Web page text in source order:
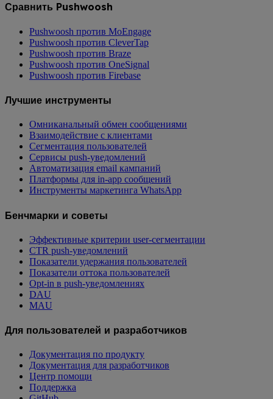
Сравнить Pushwoosh
Pushwoosh против MoEngage
Pushwoosh против CleverTap
Pushwoosh против Braze
Pushwoosh против OneSignal
Pushwoosh против Firebase
Лучшие инструменты
Омниканальный обмен сообщениями
Взаимодействие с клиентами
Сегментация пользователей
Сервисы push-уведомлений
Автоматизация email кампаний
Платформы для in-app сообщений
Инструменты маркетинга WhatsApp
Бенчмарки и советы
Эффективные критерии user-сегментации
CTR push-уведомлений
Показатели удержания пользователей
Показатели оттока пользователей
Opt-in в push-уведомлениях
DAU
MAU
Для пользователей и разработчиков
Документация по продукту
Документация для разработчиков
Центр помощи
Поддержка